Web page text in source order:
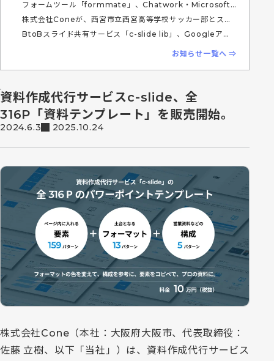
資料作成代行サービスc-slide、全
316P「資料テンプレート」を販売開始。
2024.6.3 2025.10.24
株式会社Cone（本社：大阪府大阪市、代表取締役：
佐藤 立樹、以下「当社」）は、資料作成代行サービス
フォームツール「formmate」、Chatwork・Microsoft
株式会社Coneが、西宮市立西宮高等学校サッカー部とスポ
BtoBスライド共有サービス「c-slide lib」、Googleアカ
お知らせ一覧へ ⇒